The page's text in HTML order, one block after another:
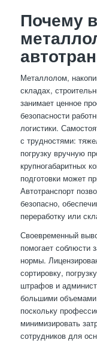
Почему
Металлолом,
складах,
занимает ценное
безопасности
логистики.
с трудностями:
погрузку вручную
крупногабаритных
подготовки может
Автотранспорт
безопасно,
переработку или
Своевременный
помогает соблюсти
нормы.
сортировку,
штрафов и
большими объемами
поскольку
минимизировать
сотрудников для